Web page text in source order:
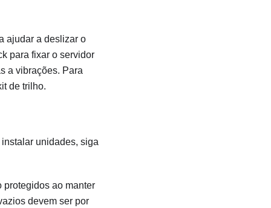
ajudar a deslizar o
para fixar o servidor
a vibrações. Para
de trilho.
unidades, siga
protegidos ao manter
devem ser por